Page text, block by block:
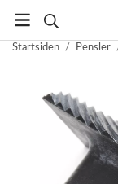
Startsiden / Pensler